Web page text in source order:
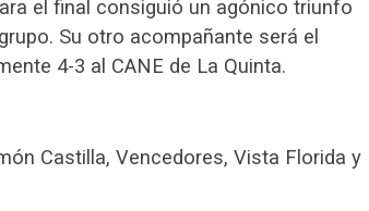
el final consiguió un agónico triunfo
Su otro acompañante será el
4-3 al CANE de La Quinta.
Castilla, Vencedores, Vista Florida y